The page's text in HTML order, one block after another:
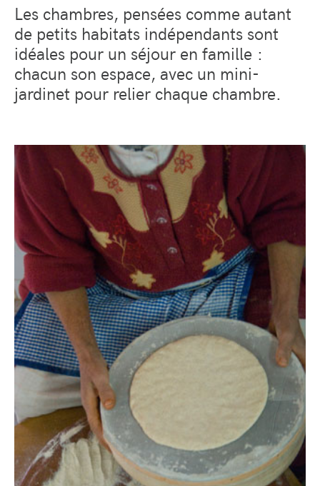
Les chambres, pensées comme autant
de petits habitats indépendants sont
idéales pour un séjour en famille :
chacun son espace, avec un mini-
jardinet pour relier chaque chambre.